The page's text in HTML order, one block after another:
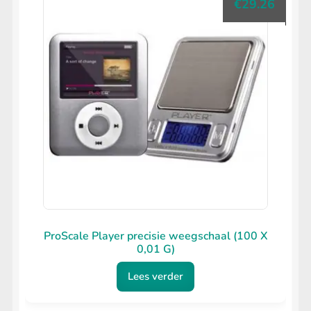
ProScale Player precisie weegschaal (100 X
0,01 G)
€29.26
Lees verder